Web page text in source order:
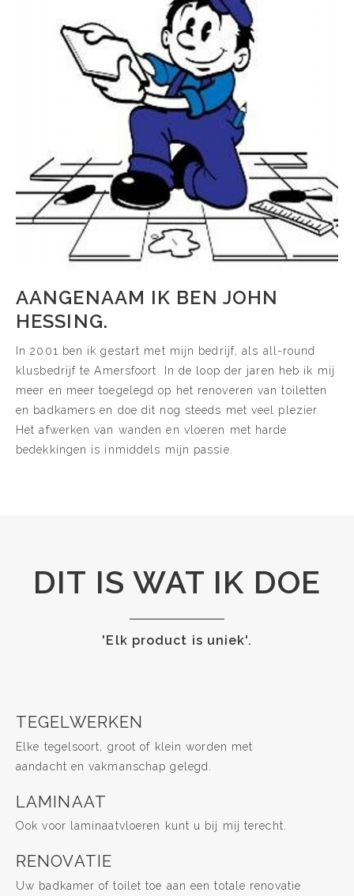
AANGENAAM IK BEN JOHN
HESSING.
In 2001 ben ik gestart met mijn bedrijf, als all-round
klusbedrijf te Amersfoort. In de loop der jaren heb ik mij
meer en meer toegelegd op het renoveren van toiletten
en badkamers en doe dit nog steeds met veel plezier.
Het afwerken van wanden en vloeren met harde
bedekkingen is inmiddels mijn passie.
DIT IS WAT IK DOE
'Elk product is uniek'.
TEGELWERKEN
Elke tegelsoort, groot of klein worden met
aandacht en vakmanschap gelegd.
LAMINAAT
Ook voor laminaatvloeren kunt u bij mij terecht.
RENOVATIE
Uw badkamer of toilet toe aan een totale renovatie